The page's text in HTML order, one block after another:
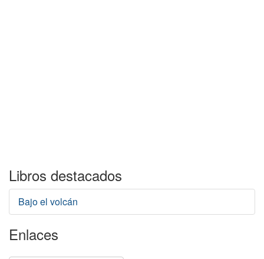
Libros destacados
Bajo el volcán
Enlaces